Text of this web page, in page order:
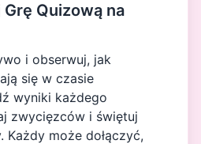
Quizową na
i obserwuj, jak
się w czasie
wyniki każdego
zwycięzców i świętuj
Każdy może dołączyć,